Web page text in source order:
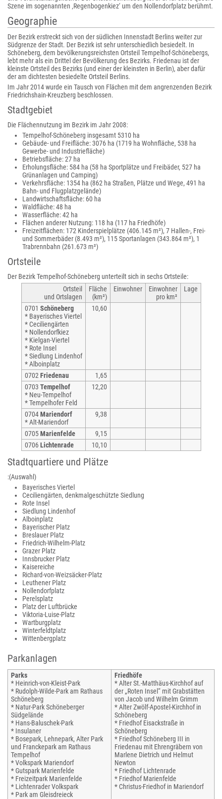
Szene im sogenannten ‚Regenbogenkiez‘ um den Nollendorfplatz berühmt.
Geographie
Der Bezirk erstreckt sich von der südlichen Innenstadt Berlins weiter zur
Südgrenze der Stadt. Der Bezirk ist sehr unterschiedlich besiedelt. In
Schöneberg, dem bevölkerungsreichsten Ortsteil Tempelhof-Schönebergs,
lebt mehr als ein Drittel der Bevölkerung des Bezirks. Friedenau ist der
kleinste Ortsteil des Bezirks (und einer der kleinsten in Berlin), aber dafür
der am dichtesten besiedelte Ortsteil Berlins.
Im Jahr 2014 wurde ein Tausch von Flächen mit dem angrenzenden Bezirk
Friedrichshain-Kreuzberg beschlossen.
Stadtgebiet
Die Flächennutzung im Bezirk im Jahr 2008:
Tempelhof-Schöneberg insgesamt 5310 ha
Gebäude- und Freifläche: 3076 ha (1719 ha Wohnfläche, 538 ha
Gewerbe- und Industriefläche)
Betriebsfläche: 27 ha
Erholungsfläche: 584 ha (58 ha Sportplätze und Freibäder, 527 ha
Grünanlagen und Camping)
Verkehrsfläche: 1354 ha (862 ha Straßen, Plätze und Wege, 491 ha
Bahn- und Flugplatzgelände)
Landwirtschaftsfläche: 60 ha
Waldfläche: 48 ha
Wasserfläche: 42 ha
Flächen anderer Nutzung: 118 ha (117 ha Friedhöfe)
Freizeitflächen: 172 Kinderspielplätze (406.145 m²), 7 Hallen-, Frei-
und Sommerbäder (8.493 m²), 115 Sportanlagen (343.864 m²), 1
Trabrennbahn (261.673 m²)
Ortsteile
Der Bezirk Tempelhof-Schöneberg unterteilt sich in sechs Ortsteile:
Ortsteil
und Ortslagen
Fläche
(km²)
Ein­wohner
Ein­wohner
pro km²
Lage
0701 Schöneberg
* Bayerisches Viertel
* Ceciliengärten
* Nollendorfkiez
* Kielgan-Viertel
* Rote Insel
* Siedlung Lindenhof
* Alboinplatz
10,60
0702 Friedenau
1,65
0703 Tempelhof
* Neu-Tempelhof
* Tempelhofer Feld
12,20
0704Mariendorf
* Alt-Mariendorf
9,38
0705Marienfelde
9,15
0706Lichtenrade 10,10
Stadtquartiere und Plätze
:(Auswahl)
Bayerisches Viertel
Ceciliengärten, denkmalgeschützte Siedlung
Rote Insel
Siedlung Lindenhof
Alboinplatz
Bayerischer Platz
Breslauer Platz
Friedrich-Wilhelm-Platz
Grazer Platz
Innsbrucker Platz
Kaisereiche
Richard-von-Weizsäcker-Platz
Leuthener Platz
Nollendorfplatz
Perelsplatz
Platz der Luftbrücke
Viktoria-Luise-Platz
Wartburgplatz
Winterfeldtplatz
Wittenbergplatz
Parkanlagen
Parks
* Heinrich-von-Kleist-Park
* Rudolph-Wilde-Park am Rathaus
Schöneberg
* Natur-Park Schöneberger
Südgelände
* Hans-Baluschek-Park
* Insulaner
* Bosepark, Lehnepark, Alter Park
und Franckepark am Rathaus
Tempelhof
* Volkspark Mariendorf
* Gutspark Marienfelde
* Freizeitpark Marienfelde
* Lichtenrader Volkspark
* Park am Gleisdreieck
Friedhöfe
* Alter St.-Matthäus-Kirchhof auf
der „Roten Insel“ mit Grabstätten
von Jacob und Wilhelm Grimm
* Alter Zwölf-Apostel-Kirchhof in
Schöneberg
* Friedhof Eisackstraße in
Schöneberg
* Friedhof Schöneberg III in
Friedenau mit Ehrengräbern von
Marlene Dietrich und Helmut
Newton
* Friedhof Lichtenrade
* Friedhof Marienfelde
* Christus-Friedhof in Mariendorf